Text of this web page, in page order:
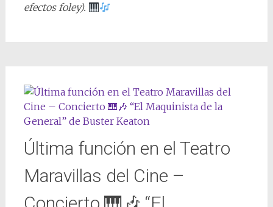
efectos foley).
Última función en el Teatro
Maravillas del Cine –